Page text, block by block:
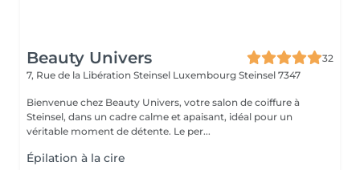
Beauty Univers
32
7, Rue de la Libération Steinsel Luxembourg Steinsel 7347
Bienvenue chez Beauty Univers, votre salon de coiffure à
Steinsel, dans un cadre calme et apaisant, idéal pour un
véritable moment de détente. Le per...
Épilation à la cire